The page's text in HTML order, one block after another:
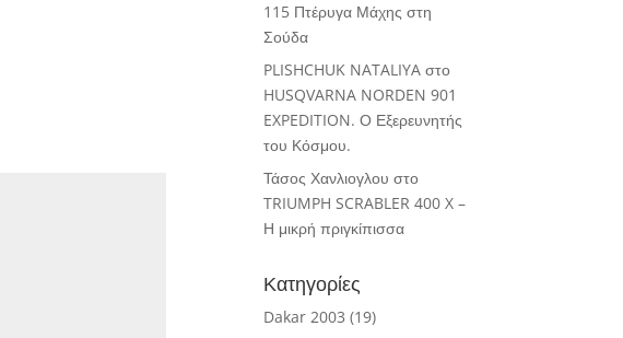
115 Πτέρυγα Μάχης στη
Σούδα
PLISHCHUK NATALIYA στο
HUSQVARNA NORDEN 901
EXPEDITION. Ο Εξερευνητής
του Κόσμου.
Τάσος Χανλιογλου στο
TRIUMPH SCRABLER 400 X –
Η μικρή πριγκίπισσα
Κατηγορίες
Dakar 2003 (19)